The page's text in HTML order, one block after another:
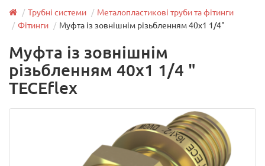
Трубні системи
Металопластикові труби та фітинги
Фітинги
Муфта із зовнішнім різьбленням 40х1 1/4"
Муфта із зовнішнім
різьбленням 40х1 1/4 "
TECEflex